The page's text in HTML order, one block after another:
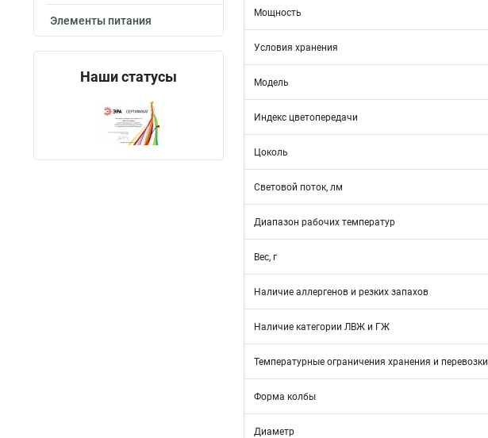
Элементы питания
Наши статусы
Мощность
Условия хранения
Модель
Индекс цветопередачи
Цоколь
Световой поток, лм
Диапазон рабочих температур
Вес, г
Наличие аллергенов и резких запахов
Наличие категории ЛВЖ и ГЖ
Температурные ограничения хранения и перевозки
Форма колбы
Диаметр